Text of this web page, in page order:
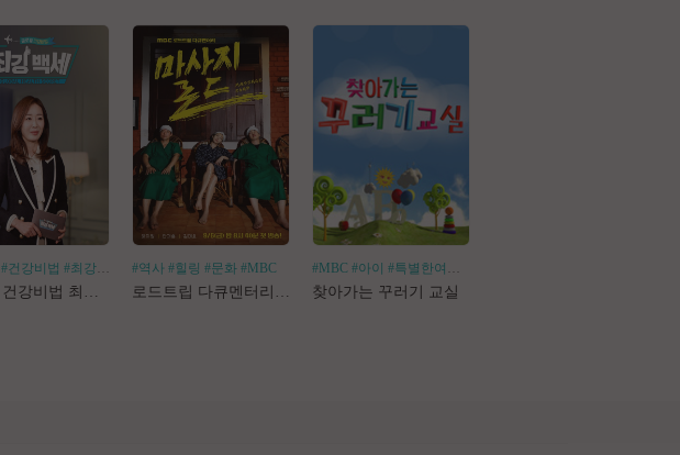
#건강비법 #최강백세 #김경화
#역사 #힐링 #문화 #MBC #MBC #아이 #특별한여행
찾아가는 꾸러기 교실